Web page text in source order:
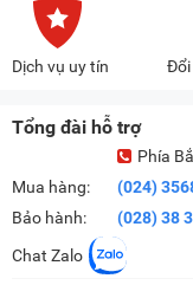
Dịch vụ uy tín Đổi
Tổng đài hỗ trợ
Mua hàng:
Bảo hành:
Phía
(024)
(028) 38
Chat Zalo